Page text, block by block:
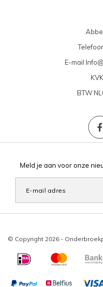
E-mail
KVK
BTW
Meld je aan voor onze
© Copyright 2026 -